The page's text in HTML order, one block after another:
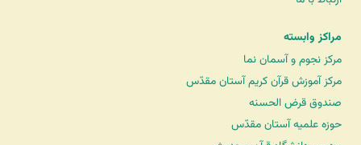
مراکز وابسته
مرکز نجوم و آسمان نما
مرکز آموزش قرآن کریم آستان مقدّس
صندوق قرض الحسنه
حوزه علمیه آستان مقدّس